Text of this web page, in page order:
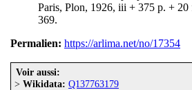
Paris, Plon, 1926, iii + 375 p. + 20
369.
Permalien: https://arlima.net/no/17354
Voir aussi:
> Wikidata: Q137763179